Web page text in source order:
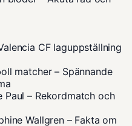
CF laguppställning
matcher – Spännande
Paul – Rekordmatch och
Wallgren – Fakta om